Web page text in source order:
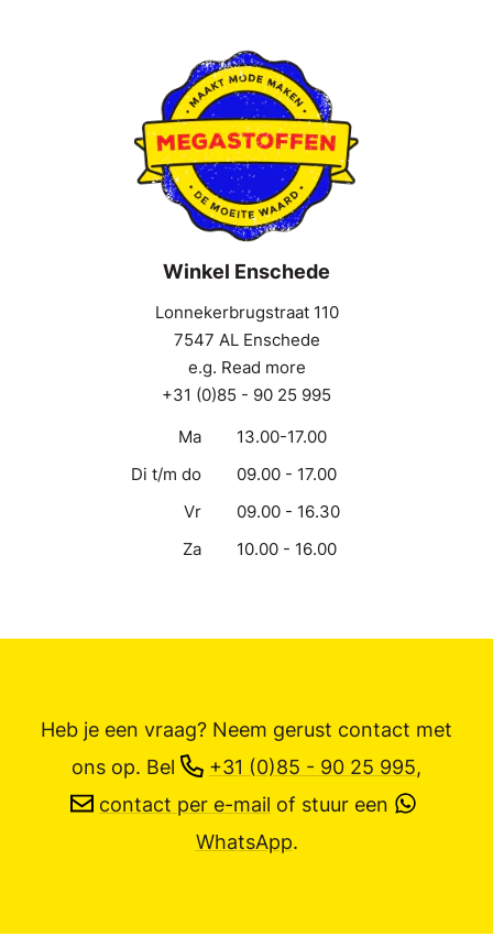
Winkel Enschede
Lonnekerbrugstraat 110
7547 AL Enschede
e.g. Read more
+31 (0)85 - 90 25 995
Ma
13.00-17.00
Di t/m do
09.00 - 17.00
Vr
09.00 - 16.30
Za
10.00 - 16.00
Heb je een vraag? Neem gerust contact met
ons op. Bel +31 (0)85 - 90 25 995,
contact per e-mail of stuur een
WhatsApp.